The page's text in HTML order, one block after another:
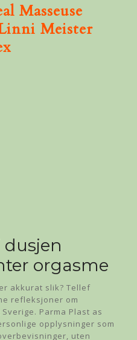
Masseuse
Meister
dusjen
orgasme
akkurat slik? Tellef
refleksjoner om
Parma Plast as
opplysninger som
uten